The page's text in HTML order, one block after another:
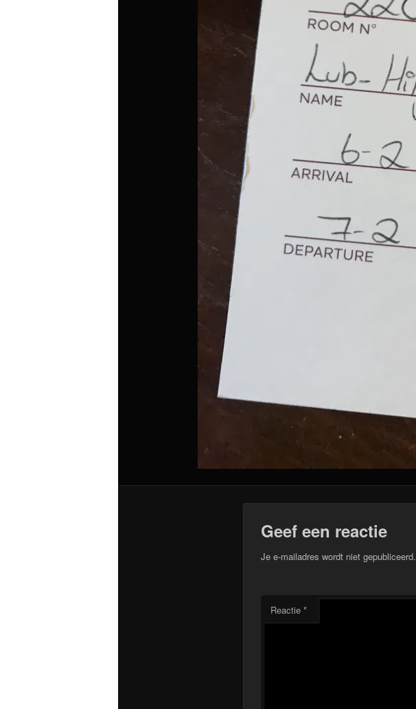
Geef een reactie
Je e-mailadres wordt niet gepubliceerd.
Reactie *